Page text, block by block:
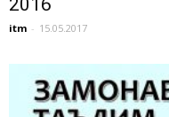
itm - 15.05.2017